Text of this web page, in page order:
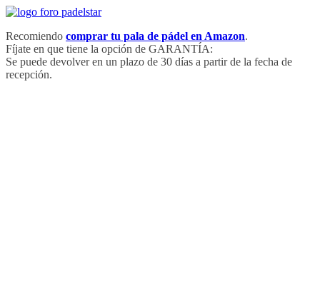
Saltar
contenido
Recomiendo comprar tu pala de pádel en Amazon.
Fíjate en que tiene la opción de GARANTÍA:
Se puede devolver en un plazo de 30 días a partir de la fecha de
recepción.